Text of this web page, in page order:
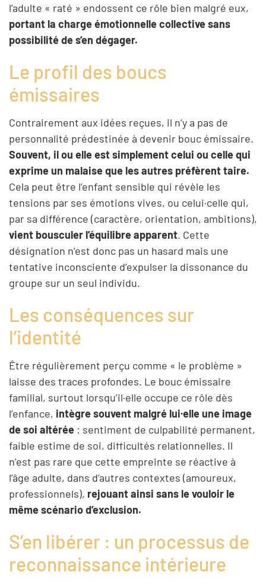
l’adulte « raté » endossent ce rôle bien malgré eux,
portant la charge émotionnelle collective sans
possibilité de s’en dégager.
Le profil des boucs
émissaires
Contrairement aux idées reçues, il n’y a pas de
personnalité prédestinée à devenir bouc émissaire.
Souvent, il ou elle est simplement celui ou celle qui
exprime un malaise que les autres préfèrent taire.
Cela peut être l’enfant sensible qui révèle les
tensions par ses émotions vives, ou celui·celle qui,
par sa différence (caractère, orientation, ambitions),
vient bousculer l’équilibre apparent. Cette
désignation n’est donc pas un hasard mais une
tentative inconsciente d’expulser la dissonance du
groupe sur un seul individu.
Les conséquences sur
l’identité
Être régulièrement perçu comme « le problème »
laisse des traces profondes. Le bouc émissaire
familial, surtout lorsqu’il·elle occupe ce rôle dès
l’enfance, intègre souvent malgré lui·elle une image
de soi altérée : sentiment de culpabilité permanent,
faible estime de soi, difficultés relationnelles. Il
n’est pas rare que cette empreinte se réactive à
l’âge adulte, dans d’autres contextes (amoureux,
professionnels), rejouant ainsi sans le vouloir le
même scénario d’exclusion.
S’en libérer : un processus de
reconnaissance intérieure